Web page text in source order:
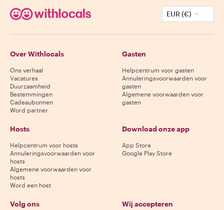
EUR (€)
Over Withlocals
Ons verhaal
Vacatures
Duurzaamheid
Bestemmingen
Cadeaubonnen
Word partner
Gasten
Helpcentrum voor gasten
Annuleringsvoorwaarden voor
gasten
Algemene voorwaarden voor
gasten
Hosts
Helpcentrum voor hosts
Annuleringsvoorwaarden voor
hosts
Algemene voorwaarden voor
hosts
Word een host
Download onze app
App Store
Google Play Store
Volg ons Wij accepteren